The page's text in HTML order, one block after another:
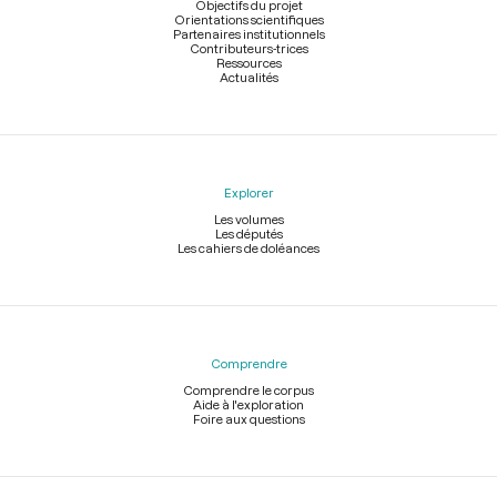
Objectifs du projet
Orientations scientifiques
Partenaires institutionnels
Contributeurs-trices
Ressources
Actualités
Explorer
Les volumes
Les députés
Les cahiers de doléances
Comprendre
Comprendre le corpus
Aide à l'exploration
Foire aux questions